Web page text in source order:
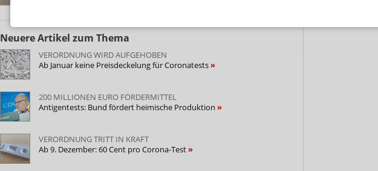
Neuere Artikel zum Thema
VERORDNUNG WIRD AUFGEHOBEN
Ab Januar keine Preisdeckelung für Coronatests
200 MILLIONEN EURO FÖRDERMITTEL
Antigentests: Bund fördert heimische Produktion
VERORDNUNG TRITT IN KRAFT
Ab 9. Dezember: 60 Cent pro Corona-Test